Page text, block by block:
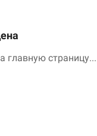
главную страницу...